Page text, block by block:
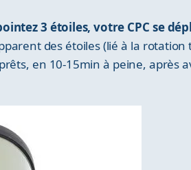
3 étoiles, votre CPC se
des étoiles (lié à la rotation
en 10-15min à peine, après